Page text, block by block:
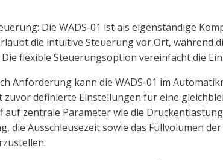
Die WADS-01 ist als eigenständige
die intuitive Steuerung vor Ort, während
flexible Steuerungsoption vereinfacht die
Anforderung kann die WADS-01 im
zuvor definierte Einstellungen für eine
zentrale Parameter wie die
die Ausschleusezeit sowie das Füllvolumen